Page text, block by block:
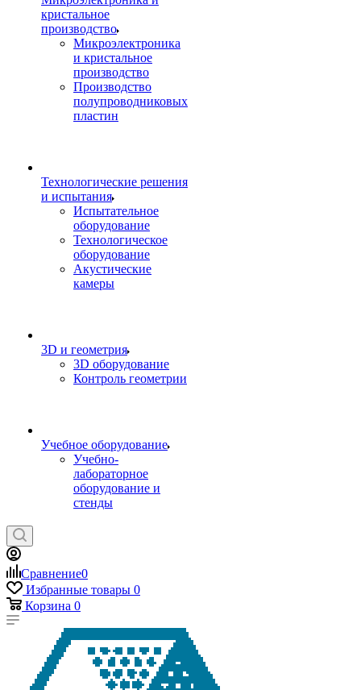
кристальное
производство
Микроэлектроника
и кристальное
производство
Производство
полупроводниковых
пластин
Технологические решения
и испытания
Испытательное
оборудование
Технологическое
оборудование
Акустические
камеры
3D и геометрия
3D оборудование
Контроль геометрии
Учебное оборудование
Учебно-
лабораторное
оборудование и
стенды
Сравнение0
Избранные товары 0
Корзина 0